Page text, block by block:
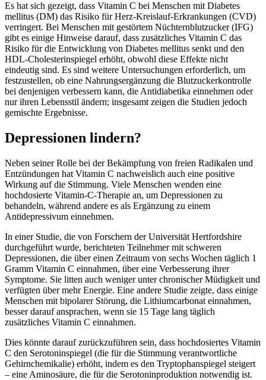
Es hat sich gezeigt, dass Vitamin C bei Menschen mit Diabetes
mellitus (DM) das Risiko für Herz-Kreislauf-Erkrankungen (CVD)
verringert. Bei Menschen mit gestörtem Nüchternblutzucker (IFG)
gibt es einige Hinweise darauf, dass zusätzliches Vitamin C das
Risiko für die Entwicklung von Diabetes mellitus senkt und den
HDL-Cholesterinspiegel erhöht, obwohl diese Effekte nicht
eindeutig sind. Es sind weitere Untersuchungen erforderlich, um
festzustellen, ob eine Nahrungsergänzung die Blutzuckerkontrolle
bei denjenigen verbessern kann, die Antidiabetika einnehmen oder
nur ihren Lebensstil ändern; insgesamt zeigen die Studien jedoch
gemischte Ergebnisse.
Depressionen lindern?
Neben seiner Rolle bei der Bekämpfung von freien Radikalen und
Entzündungen hat Vitamin C nachweislich auch eine positive
Wirkung auf die Stimmung. Viele Menschen wenden eine
hochdosierte Vitamin-C-Therapie an, um Depressionen zu
behandeln, während andere es als Ergänzung zu einem
Antidepressivum einnehmen.
In einer Studie, die von Forschern der Universität Hertfordshire
durchgeführt wurde, berichteten Teilnehmer mit schweren
Depressionen, die über einen Zeitraum von sechs Wochen täglich 1
Gramm Vitamin C einnahmen, über eine Verbesserung ihrer
Symptome. Sie litten auch weniger unter chronischer Müdigkeit und
verfügten über mehr Energie. Eine andere Studie zeigte, dass einige
Menschen mit bipolarer Störung, die Lithiumcarbonat einnahmen,
besser darauf ansprachen, wenn sie 15 Tage lang täglich
zusätzliches Vitamin C einnahmen.
Dies könnte darauf zurückzuführen sein, dass hochdosiertes Vitamin
C den Serotoninspiegel (die für die Stimmung verantwortliche
Gehirnchemikalie) erhöht, indem es den Tryptophanspiegel steigert
– eine Aminosäure, die für die Serotoninproduktion notwendig ist.